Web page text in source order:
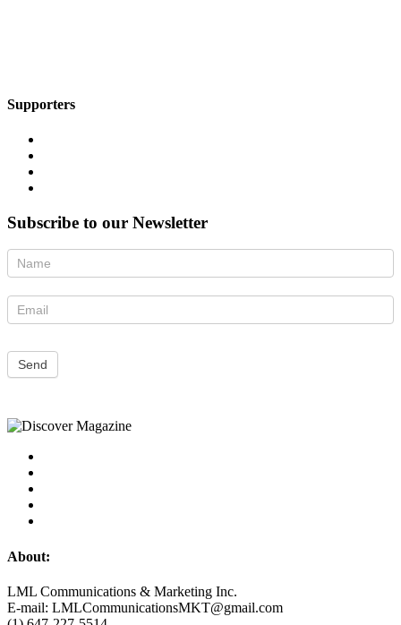
Supporters
Subscribe to our Newsletter
Newsletter
Send
About:
LML Communications & Marketing Inc.
E-mail: LMLCommunicationsMKT@gmail.com